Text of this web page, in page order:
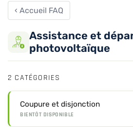
‹ Accueil FAQ
Assistance et
photovoltaïque
2 CATÉGORIES
Coupure et disjonction
BIENTÔT DISPONIBLE